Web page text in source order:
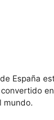
España
mundo.